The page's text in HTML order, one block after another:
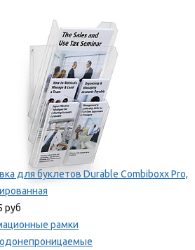
для буклетов Durable Combiboxx Pro,
руб
рамки